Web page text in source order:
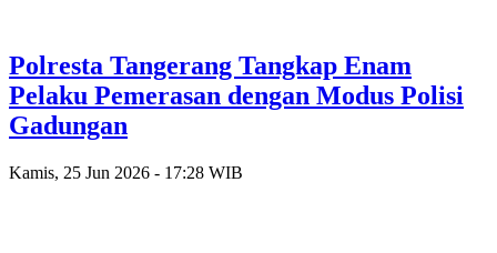
Polresta Tangerang Tangkap Enam
Pelaku Pemerasan dengan Modus Polisi
Gadungan
Kamis, 25 Jun 2026 - 17:28 WIB